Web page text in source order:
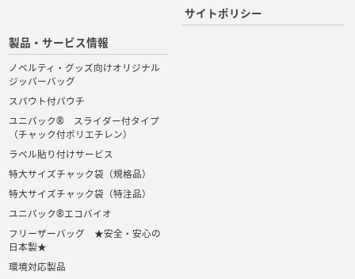
製品・サービス情報
ノベルティ・グッズ向けオリジナル
ジッパーバッグ
スパウト付パウチ
ユニパック® スライダー付タイプ
（チャック付ポリエチレン）
ラベル貼り付けサービス
特大サイズチャック袋（規格品）
特大サイズチャック袋（特注品）
ユニパック®エコバイオ
フリーザーバッグ ★安全・安心の
日本製★
環境対応製品
サイトポリシー